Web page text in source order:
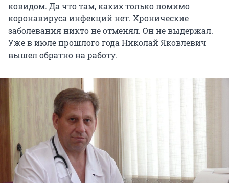
ковидом. Да что там, каких только помимо
коронавируса инфекций нет. Хронические
заболевания никто не отменял. Он не выдержал.
Уже в июле прошлого года Николай Яковлевич
вышел обратно на работу.